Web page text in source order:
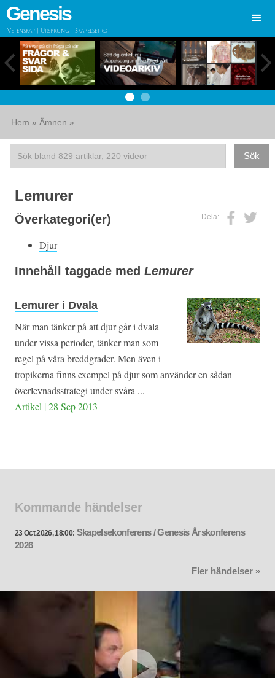
Genesis
Vetenskap | Ursprung | Skapelsetro
Hem » Ämnen »
Lemurer
Dela:
Överkategori(er)
Djur
Innehåll taggade med Lemurer
Lemurer i Dvala
När man tänker på att djur går i dvala
under vissa perioder, tänker man som
regel på våra breddgrader. Men även i
tropikerna finns exempel på djur som använder en sådan
överlevnadsstrategi under svåra ...
Artikel | 28 Sep 2013
Kommande händelser
23 Oct 2026, 18:00: Skapelsekonferens / Genesis Årskonferens
2026
Fler händelser »